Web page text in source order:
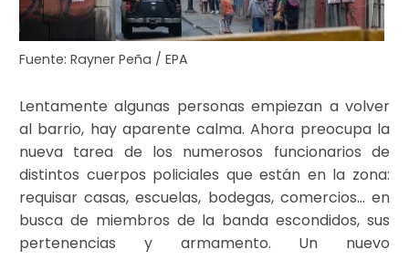
Fuente: Rayner Peña / EPA
Lentamente algunas personas empiezan a volver
al barrio, hay aparente calma. Ahora preocupa la
nueva tarea de los numerosos funcionarios de
distintos cuerpos policiales que están en la zona:
requisar casas, escuelas, bodegas, comercios… en
busca de miembros de la banda escondidos, sus
pertenencias y armamento. Un nuevo